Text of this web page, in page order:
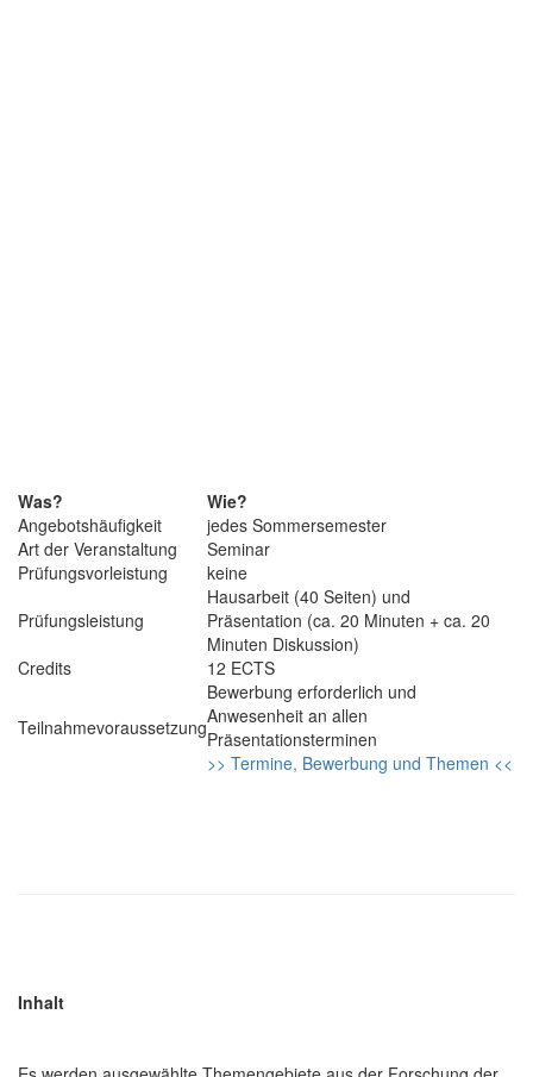
Was?
Wie?
Angebotshäufigkeit
jedes Sommersemester
Art der Veranstaltung
Seminar
Prüfungsvorleistung
keine
Prüfungsleistung
Hausarbeit (40 Seiten) und
Präsentation (ca. 20 Minuten + ca. 20
Minuten Diskussion)
Credits
12 ECTS
Teilnahmevoraussetzung
Bewerbung erforderlich und
Anwesenheit an allen
Präsentationsterminen
>> Termine, Bewerbung und Themen <<
Inhalt